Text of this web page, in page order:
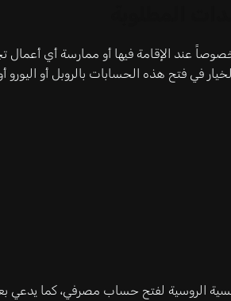
عند الإقامة فيها أو ممارسة أي أعمال
في فتح هذه الحسابات بالروبل أو اليورو أو
الروسية لفتح حساب مصرفي، كما